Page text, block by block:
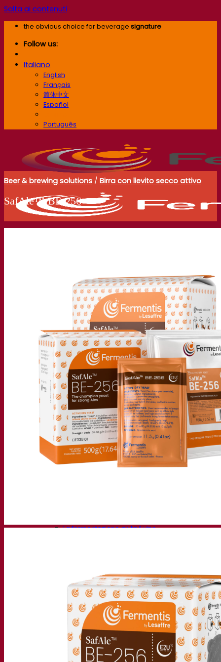
Salta ai contenuti
the obvious choice for beverage signature
Follow us:
Italiano
English
Français
简体中文
Español
Português
Esperto di fermentazione
Il Campus Fermentis
Un team appassionato
Sostenere la creatività
Gruppo Lesaffre
Ricerca e sviluppo
Caratterizzazione del prodotto
Sviluppo del prodotto
I nostri marchi
SafYeast™
All In 1
Fermentis Academy™
Altri servizi
Produzione in conto terzi
Degustazioni di bevande
Soluzioni per la fermentazione
Birra
Birra con lievito secco attivo
La fermentazione aiuta la birra
La fermentazione aiuta il vino
Lievito secco attivo per distillati
Altre bevande
Lievito secco attivo altri
Kvas
Sorgo
Caffè
Fermentis Academy™
Fermentis Academy™
Beer & brewing solutions / Birra con lievito secco attivo
SafAle™ BE-256